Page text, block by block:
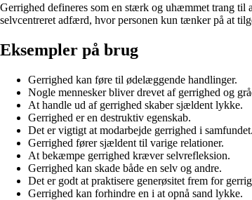
Gerrighed defineres som en stærk og uhæmmet trang til
selvcentreret adfærd, hvor personen kun tænker på at
Eksempler på brug
Gerrighed kan føre til ødelæggende handlinger.
Nogle mennesker bliver drevet af gerrighed og
At handle ud af gerrighed skaber sjældent lykke.
Gerrighed er en destruktiv egenskab.
Det er vigtigt at modarbejde gerrighed i samfundet.
Gerrighed fører sjældent til varige relationer.
At bekæmpe gerrighed kræver selvrefleksion.
Gerrighed kan skade både en selv og andre.
Det er godt at praktisere generøsitet frem for
Gerrighed kan forhindre en i at opnå sand lykke.